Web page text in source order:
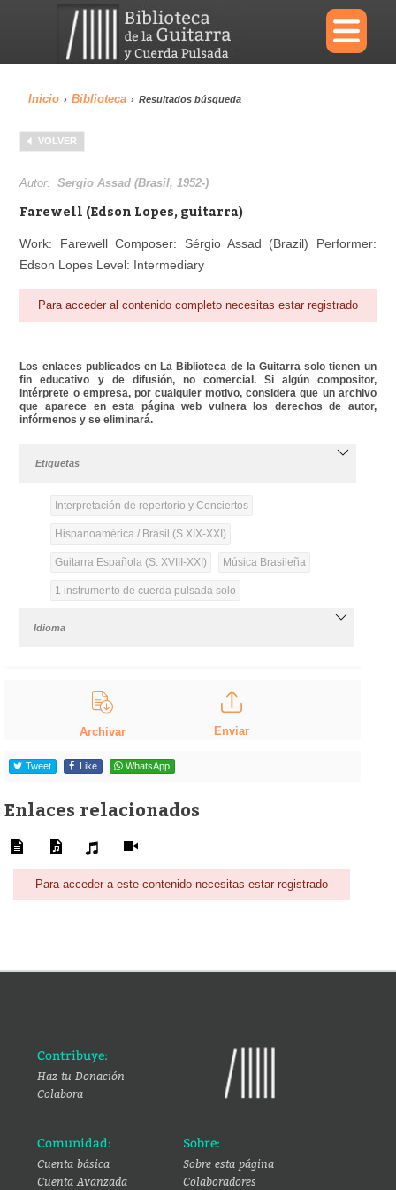
×
Menu
Biblioteca
Área personal
Inicio › Biblioteca › Resultados búsqueda
VOLVER
Autor:Sergio Assad (Brasil, 1952-)
Farewell (Edson Lopes, guitarra)
Work: Farewell Composer: Sérgio Assad (Brazil) Performer:
Edson Lopes Level: Intermediary
Para acceder al contenido completo necesitas estar registrado
Los enlaces publicados en La Biblioteca de la Guitarra solo tienen un
fin educativo y de difusión, no comercial. Si algún compositor,
intérprete o empresa, por cualquier motivo, considera que un archivo
que aparece en esta página web vulnera los derechos de autor,
infórmenos y se eliminará.
Etiquetas
Interpretación de repertorio y Conciertos
Hispanoamérica / Brasil (S.XIX-XXI)
Guitarra Española (S. XVIII-XXI) Música Brasileña
1 instrumento de cuerda pulsada solo
Idioma
Archivar Enviar
Tweet Like WhatsApp
Enlaces relacionados
Para acceder a este contenido necesitas estar registrado
Contribuye:
Haz tu Donación
Colabora
Comunidad:
Cuenta básica
Cuenta Avanzada
Sobre:
Sobre esta página
Colaboradores